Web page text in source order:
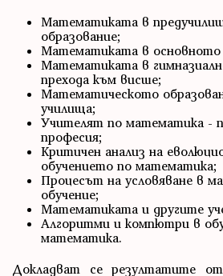
Математиката в
образование;
Математиката в основното
Математиката в
прехода към висше;
Математическото
училища;
Учителят по математика -
професия;
Критичен анализ на
обучението по математика;
Процесът на условяване в
обучение;
Математиката и другите
Алгоритми и компютри в
математика.
Докладват се резултатите